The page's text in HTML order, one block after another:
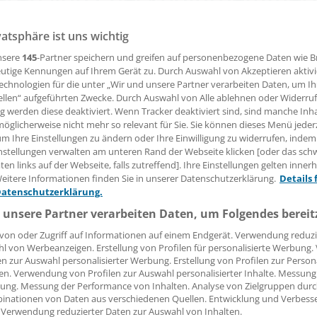
Jahre oder eine schlechte Verfassung mindern den
NSCLC-Patienten mit Checkpointhemmern nicht
die Prognose sind hingegen andere Faktoren.
Leserin, lieber Leser,
Beitrag können Sie lesen, sobald Sie sich eingeloggt
Jetzt anmelden »
Kostenlos
vergessen?
ist mit wenigen Klicks erledigt und kostenlos.
des kostenlosen Login:
Analysen, Hintergründe und Infografiken
Interviews und Praxis-Tipps
ist uns wichtig
145-Partner speichern und greifen auf personenbezogene Daten wie
Kennungen auf Ihrem Gerät zu. Durch Auswahl von Akzeptieren
für die unter „Wir und unsere Partner verarbeiten Daten, um
aufgeführten Zwecke. Durch Auswahl von Alle ablehnen oder
werden diese deaktiviert. Wenn Tracker deaktiviert sind, sind manche
nicht mehr so relevant für Sie. Sie können dieses Menü
Ihre Einstellungen zu ändern oder Ihre Einwilligung zu widerrufen, indem
verwalten am unteren Rand der Webseite klicken [oder das
links auf der Webseite, falls zutreffend]. Ihre Einstellungen gelten
Informationen finden Sie in unserer Datenschutzerklärung. Details
Partner verarbeiten Daten, um Folgendes
oder Zugriff auf Informationen auf einem Endgerät. Verwendung
von Werbeanzeigen. Erstellung von Profilen für personalisierte
zur Auswahl personalisierter Werbung. Erstellung von Profilen zur
Verwendung von Profilen zur Auswahl personalisierter Inhalte.
Messung der Performance von Inhalten. Analyse von Zielgruppen
von Daten aus verschiedenen Quellen. Entwicklung und
reduzierter Daten zur Auswahl von Inhalten.